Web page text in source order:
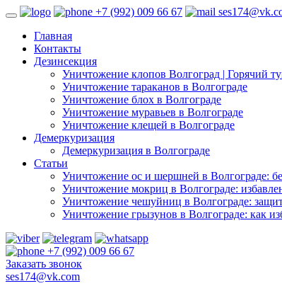
+7 (992) 009 66 67
Главная
Контакты
Дезинсекция
Уничтожение клопов Волгоград | Горячий
Уничтожение тараканов в Волгограде
Уничтожение блох в Волгограде
Уничтожение муравьев в Волгограде
Уничтожение клещей в Волгограде
Демеркуризация
Демеркуризация в Волгограде
Статьи
Уничтожение ос и шершней в Волгограде:
Уничтожение мокриц в Волгограде:
Уничтожение чешуйниц в Волгограде:
Уничтожение грызунов в Волгограде: как
+7 (992) 009 66 67
Заказать звонок
ses174@vk.com